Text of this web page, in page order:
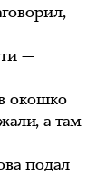
—
окошко
а там
подал